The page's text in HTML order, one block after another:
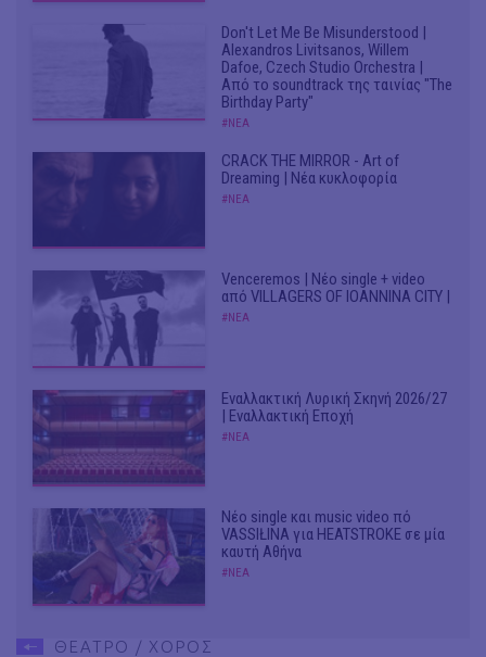
Don't Let Me Be Misunderstood |
Alexandros Livitsanos, Willem
Dafoe, Czech Studio Orchestra |
Από το soundtrack της ταινίας "The
Birthday Party"
#ΝΕΑ
CRACK THE MIRROR - Art of
Dreaming | Νέα κυκλοφορία
#ΝΕΑ
Venceremos | Νέο single + video
από VILLAGERS OF IOANNINA CITY |
#ΝΕΑ
Εναλλακτική Λυρική Σκηνή 2026/27
| Εναλλακτική Εποχή
#ΝΕΑ
Νέο single και music video πό
VASSIŁINA για HEATSTROKE σε μία
καυτή Αθήνα
#ΝΕΑ
ΘΕΑΤΡΟ / ΧΟΡΟΣ